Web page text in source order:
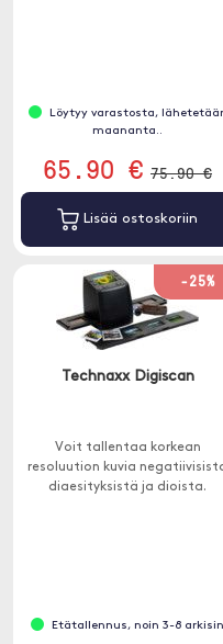
Löytyy varastosta,
maananta..
65.90 € 75.90 €
Lisää ostoskoriin
-25%
Technaxx Digiscan
Voit tallentaa korkean
resoluution kuvia
diaesityksistä ja dioista.
Etätallennus, noin 3-8 arkisin